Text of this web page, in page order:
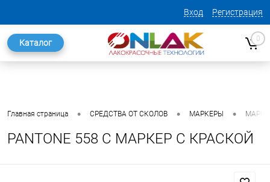
Вход Регистрация
Каталог 0
Главная страница • СРЕДСТВА ОТ СКОЛОВ • МАРКЕРЫ •
PANTONE 558 C МАРКЕР С КРАСКОЙ